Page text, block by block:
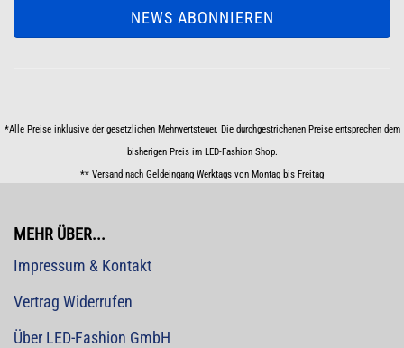
*Alle Preise inklusive der gesetzlichen Mehrwertsteuer. Die durchgestrichenen Preise entsprechen dem
bisherigen Preis im LED-Fashion Shop.
** Versand nach Geldeingang Werktags von Montag bis Freitag
MEHR ÜBER...
Impressum & Kontakt
Vertrag Widerrufen
Über LED-Fashion GmbH